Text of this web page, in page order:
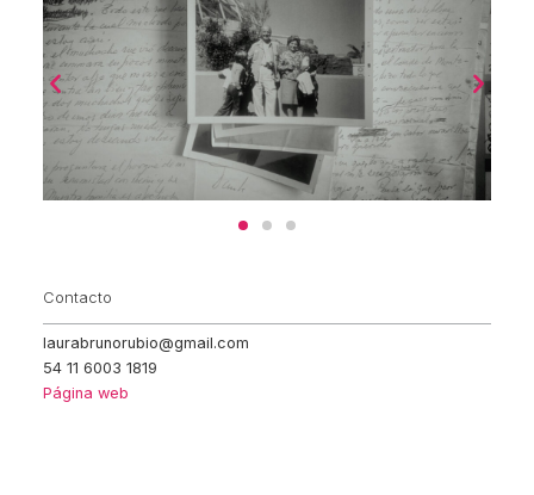
Contacto
laurabrunorubio@gmail.com
54 11 6003 1819
Página web